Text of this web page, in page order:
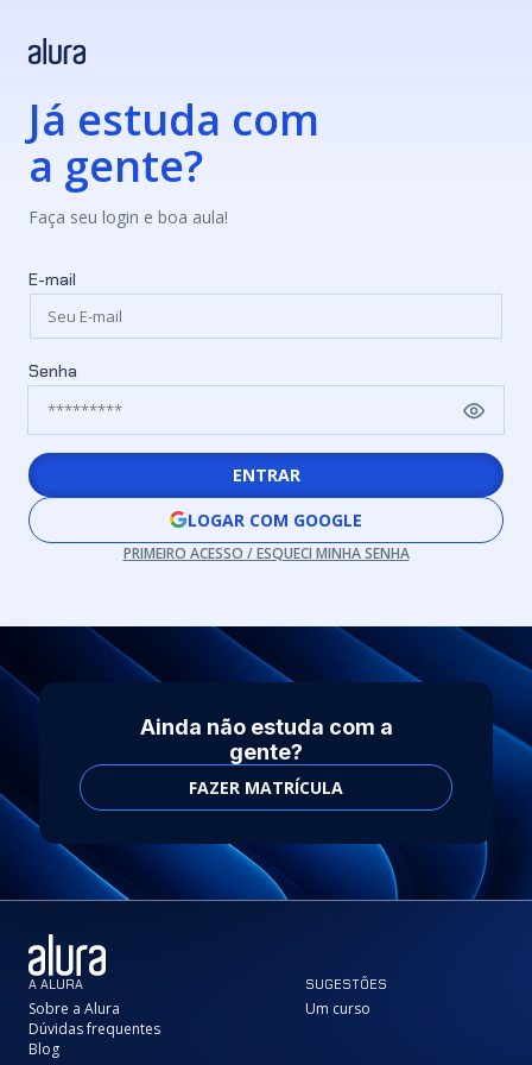
Já estuda com
a gente?
Faça seu login e boa aula!
E-mail
Senha
ENTRAR
LOGAR COM GOOGLE
PRIMEIRO ACESSO / ESQUECI MINHA SENHA
Ainda não estuda com a
gente?
FAZER MATRÍCULA
A ALURA
Sobre a Alura
Dúvidas frequentes
Blog
SUGESTÕES
Um curso